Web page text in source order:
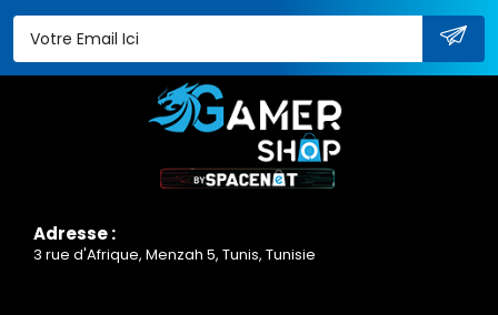
Adresse :
3 rue d'Afrique, Menzah 5, Tunis, Tunisie